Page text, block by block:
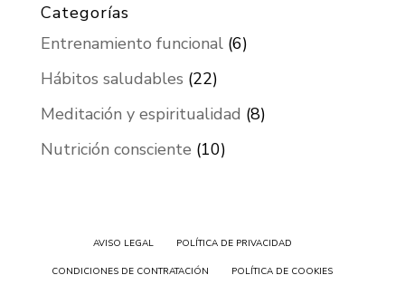
Categorías
Entrenamiento funcional(6)
Hábitos saludables (22)
Meditación y espiritualidad (8)
Nutrición consciente (10)
AVISO LEGAL POLÍTICA DE PRIVACIDAD
CONDICIONES DE CONTRATACIÓN POLÍTICA DE COOKIES